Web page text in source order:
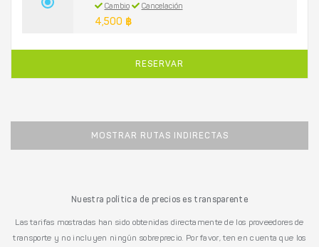
Cambio Cancelación
4,500 ฿
RESERVAR
MOSTRAR RUTAS INDIRECTAS
Nuestra política de precios es transparente
Las tarifas mostradas han sido obtenidas directamente de los proveedores de
transporte y no incluyen ningún sobreprecio. Por favor, ten en cuenta que los